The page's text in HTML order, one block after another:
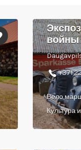
войны
+371
Вело
Культура